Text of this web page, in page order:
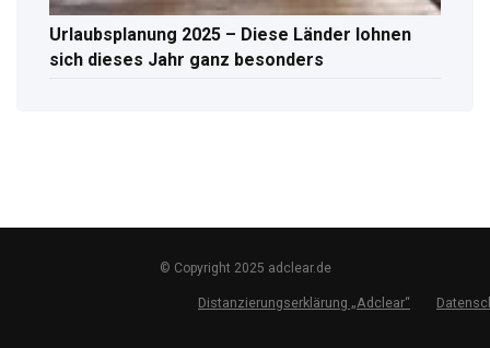
Urlaubsplanung 2025 – Diese Länder lohnen
sich dieses Jahr ganz besonders
© Copyright 2025 adclear.de
Distanzierungserklärung „Adclear“